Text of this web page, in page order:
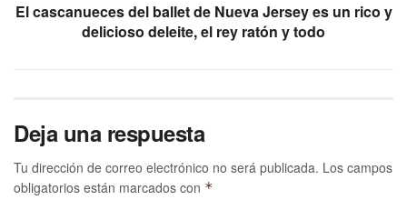
El cascanueces del ballet de Nueva Jersey es un rico y
delicioso deleite, el rey ratón y todo
Deja una respuesta
Tu dirección de correo electrónico no será publicada. Los campos
obligatorios están marcados con *